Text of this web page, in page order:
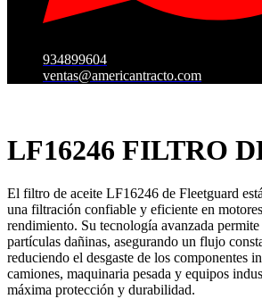
934899604
ventas@americantracto.com
LF16246 FILTRO
El filtro de aceite LF16246 de Fleetguard
una filtración confiable y eficiente en
rendimiento. Su tecnología avanzada
partículas dañinas, asegurando un flujo
reduciendo el desgaste de los componentes
camiones, maquinaria pesada y equipos
máxima protección y durabilidad.